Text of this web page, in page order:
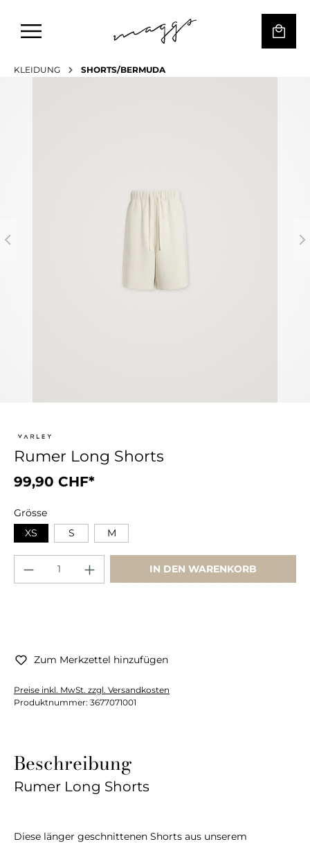
KLEIDUNG SHORTS/BERMUDA
Rumer Long Shorts
99,90 CHF*
Grösse
XS
S M
IN DEN WARENKORB
Zum Merkzettel hinzufügen
Preise inkl. MwSt. zzgl. Versandkosten
Produktnummer: 3677071001
Beschreibung
Rumer Long Shorts
Diese länger geschnittenen Shorts aus unserem